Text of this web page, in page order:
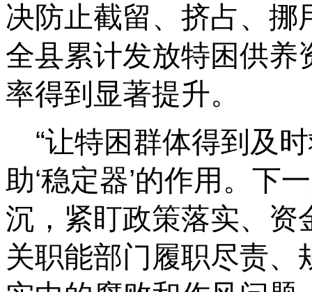
决防止截留、挤占、挪
全县累计发放特困供养
率得到显著提升。
“让特困群体得到及
助‘稳定器’的作用。下
沉，紧盯政策落实、资
关职能部门履职尽责